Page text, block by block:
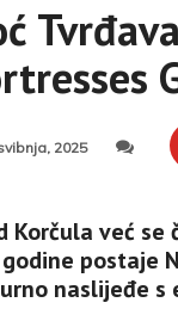
2025
Korčula već
postaje
naslijeđe s